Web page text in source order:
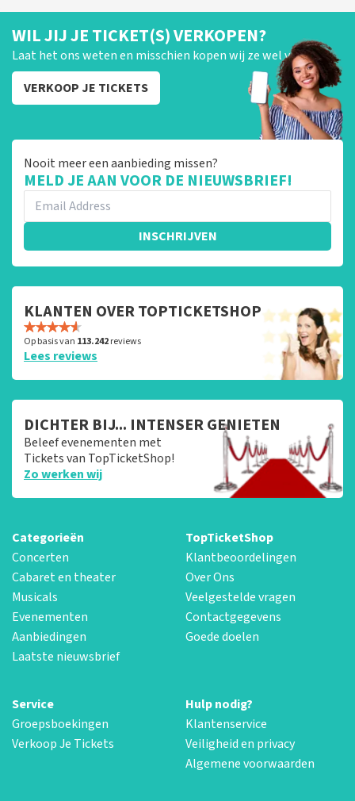
WIL JIJ JE TICKET(S) VERKOPEN?
Laat het ons weten en misschien kopen wij ze wel van je!
VERKOOP JE TICKETS
Nooit meer een aanbieding missen?
MELD JE AAN VOOR DE NIEUWSBRIEF!
INSCHRIJVEN
KLANTEN OVER TOPTICKETSHOP
Op basis van 113.242reviews
Lees reviews
DICHTER BIJ... INTENSER GENIETEN
Beleef evenementen met
Tickets van TopTicketShop!
Zo werken wij
Categorieën
Concerten
Cabaret en theater
Musicals
Evenementen
Aanbiedingen
Laatste nieuwsbrief
TopTicketShop
Klantbeoordelingen
Over Ons
Veelgestelde vragen
Contactgegevens
Goede doelen
Service
Groepsboekingen
Verkoop Je Tickets
Hulp nodig?
Klantenservice
Veiligheid en privacy
Algemene voorwaarden